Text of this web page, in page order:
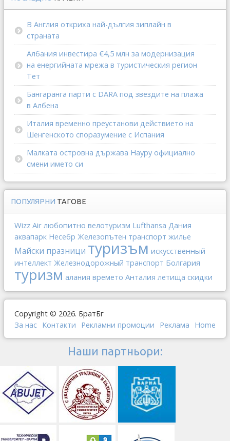
В Англия откриха най-дългия зиплайн в
страната
Албания инвестира €4,5 млн за модернизация
на енергийната мрежа в туристическия регион
Тет
Бангаранга парти с DARA под звездите на плажа
в Албена
Италия временно преустанови действието на
Шенгенското споразумение с Испания
Малката островна държава Науру официално
смени името си
ПОПУЛЯРНИ ТАГОВЕ
Wizz Air любопитно велотуризм Lufthansa Дания
аквапарк Несебр Железопътен транспорт жилье
Майски празници туризъм искусственный
интеллект Железнодорожный транспорт Болгария
туризм алания времето Анталия летища скидки
Copyright © 2026. БратБг
За нас Контакти Рекламни промоции Реклама Home
Наши партньори: